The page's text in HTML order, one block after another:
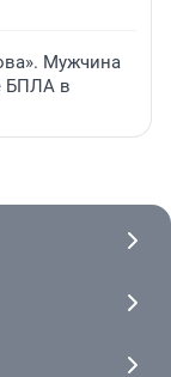
Мужчина
БПЛА в